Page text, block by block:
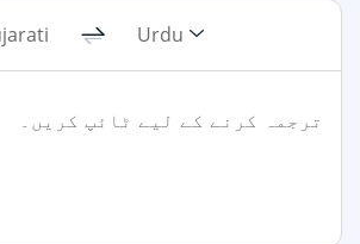
Urdu